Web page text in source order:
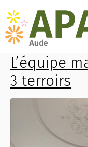
L’équipe
3 terroirs